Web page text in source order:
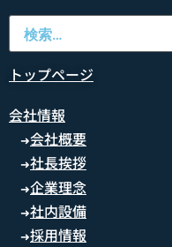
トップページ
会社情報
➜会社概要
➜社長挨拶
➜企業理念
➜社内設備
➜採用情報